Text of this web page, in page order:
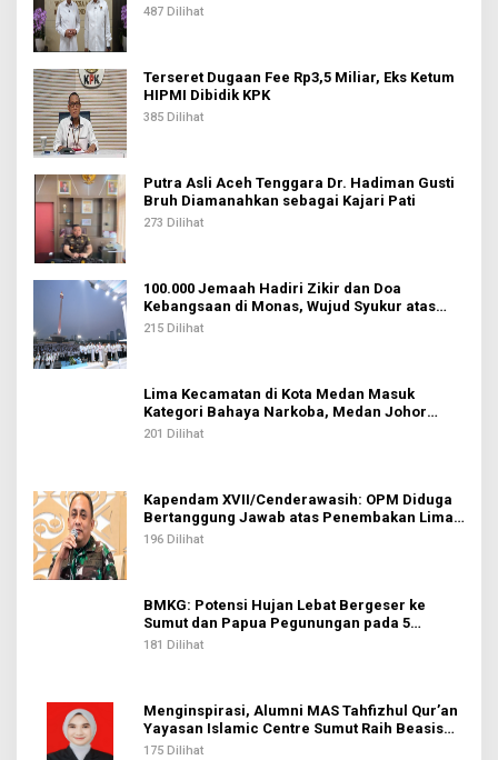
487 Dilihat
Terseret Dugaan Fee Rp3,5 Miliar, Eks Ketum
HIPMI Dibidik KPK
385 Dilihat
Putra Asli Aceh Tenggara Dr. Hadiman Gusti
Bruh Diamanahkan sebagai Kajari Pati
273 Dilihat
100.000 Jemaah Hadiri Zikir dan Doa
Kebangsaan di Monas, Wujud Syukur atas
Kemerdekaan Indonesia
215 Dilihat
Lima Kecamatan di Kota Medan Masuk
Kategori Bahaya Narkoba, Medan Johor
Tertinggi
201 Dilihat
Kapendam XVII/Cenderawasih: OPM Diduga
Bertanggung Jawab atas Penembakan Lima
Pekerja di Tolikara
196 Dilihat
BMKG: Potensi Hujan Lebat Bergeser ke
Sumut dan Papua Pegunungan pada 5
Agustus
181 Dilihat
Menginspirasi, Alumni MAS Tahfizhul Qur’an
Yayasan Islamic Centre Sumut Raih Beasiswa
BIB Kemenag
175 Dilihat